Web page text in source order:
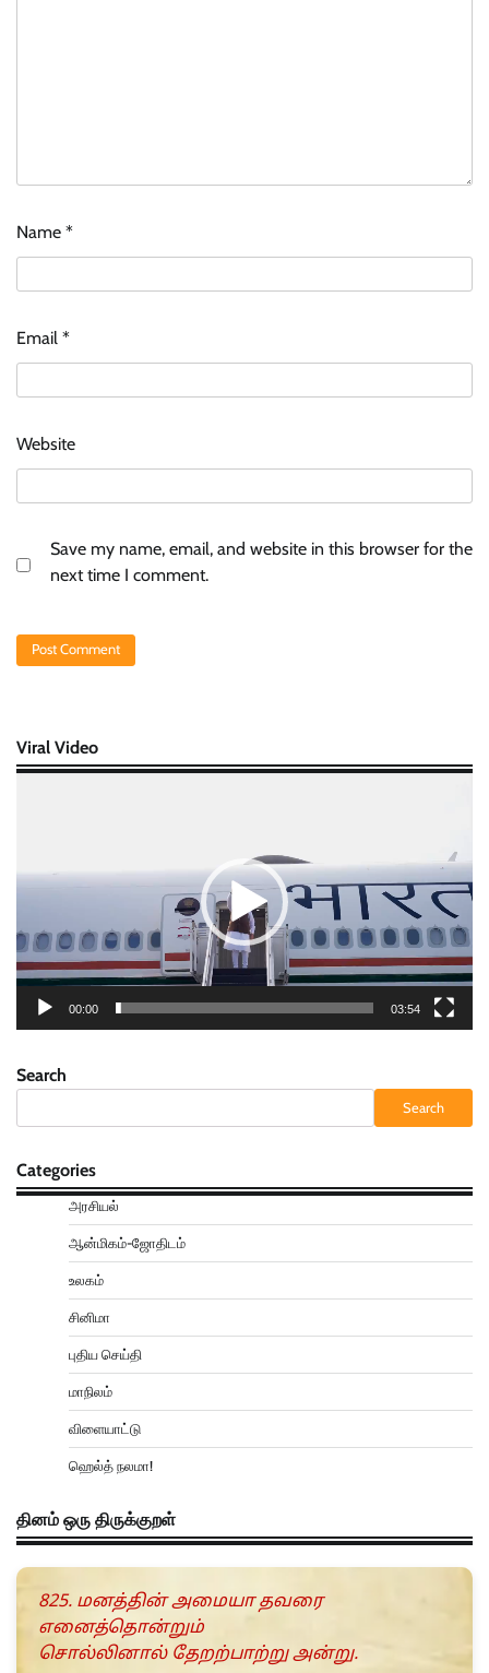
Name *
Email *
Website
Save my name, email, and website in this browser for the
next time I comment.
Viral Video
00:00 03:54
Search
Search
Categories
அரசியல்
ஆன்மிகம்-ஜோதிடம்
உலகம்
சினிமா
புதிய செய்தி
மாநிலம்
விளையாட்டு
ஹெல்த் நலமா!
தினம் ஒரு திருக்குறள்
825. மனத்தின் அமையா தவரை
எனைத்தொன்றும்
சொல்லினால் தேறற்பாற்று அன்று.